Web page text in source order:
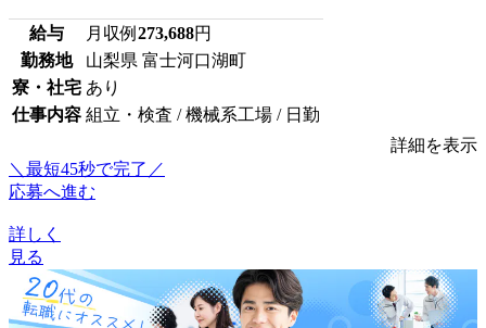
給与 月収例 273,688円
勤務地
山梨県 富士河口湖町
寮・社宅 あり
仕事内容 組立・検査 / 機械系工場 / 日勤
詳細を表示
＼最短45秒で完了／
応募へ進む
詳しく
見る